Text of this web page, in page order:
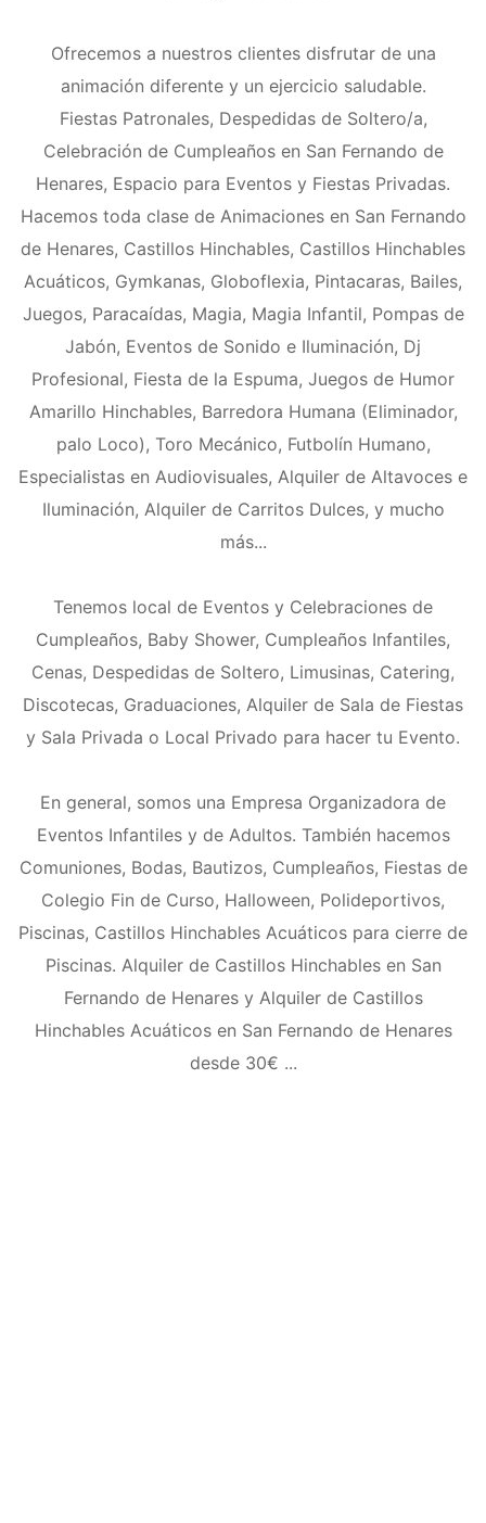
Ofrecemos a nuestros clientes disfrutar de una
animación diferente y un ejercicio saludable.
Fiestas Patronales, Despedidas de Soltero/a,
Celebración de Cumpleaños en San Fernando de
Henares, Espacio para Eventos y Fiestas Privadas.
Hacemos toda clase de Animaciones en San Fernando
de Henares, Castillos Hinchables, Castillos Hinchables
Acuáticos, Gymkanas, Globoflexia, Pintacaras, Bailes,
Juegos, Paracaídas, Magia, Magia Infantil, Pompas de
Jabón, Eventos de Sonido e Iluminación, Dj
Profesional, Fiesta de la Espuma, Juegos de Humor
Amarillo Hinchables, Barredora Humana (Eliminador,
palo Loco), Toro Mecánico, Futbolín Humano,
Especialistas en Audiovisuales, Alquiler de Altavoces e
Iluminación, Alquiler de Carritos Dulces, y mucho
más...
Tenemos local de Eventos y Celebraciones de
Cumpleaños, Baby Shower, Cumpleaños Infantiles,
Cenas, Despedidas de Soltero, Limusinas, Catering,
Discotecas, Graduaciones, Alquiler de Sala de Fiestas
y Sala Privada o Local Privado para hacer tu Evento.
En general, somos una Empresa Organizadora de
Eventos Infantiles y de Adultos. También hacemos
Comuniones, Bodas, Bautizos, Cumpleaños, Fiestas de
Colegio Fin de Curso, Halloween, Polideportivos,
Piscinas, Castillos Hinchables Acuáticos para cierre de
Piscinas. Alquiler de Castillos Hinchables en San
Fernando de Henares y Alquiler de Castillos
Hinchables Acuáticos en San Fernando de Henares
desde 30€ ...